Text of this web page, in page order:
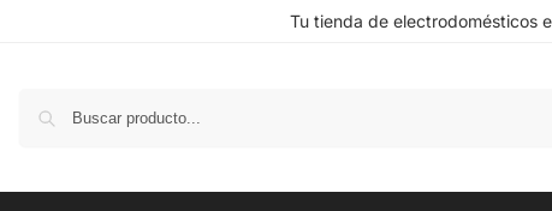
Tu tienda de electrodomésticos